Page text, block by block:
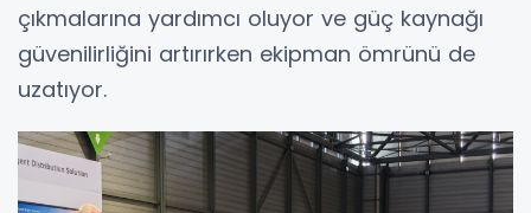
çıkmalarına yardımcı oluyor ve güç kaynağı
güvenilirliğini artırırken ekipman ömrünü de
uzatıyor.